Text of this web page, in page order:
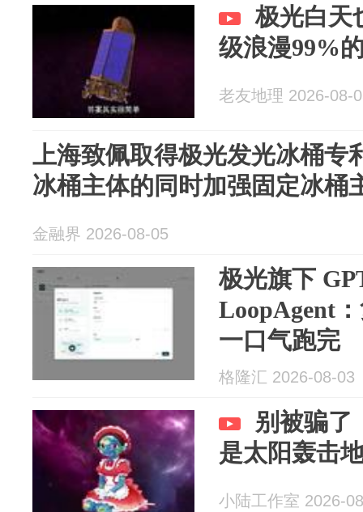
极光白天
级浪漫99%
老友地理 2026-08-
上海致佩取得极光发光冰桶专
冰桶主体的同时加强固定冰桶
金融界 2026-08-05
极光旗下
LoopAgent
一口气跑完
格隆汇 2026-08-03
别被骗了
是太阳轰击
小陆工作室 2026-